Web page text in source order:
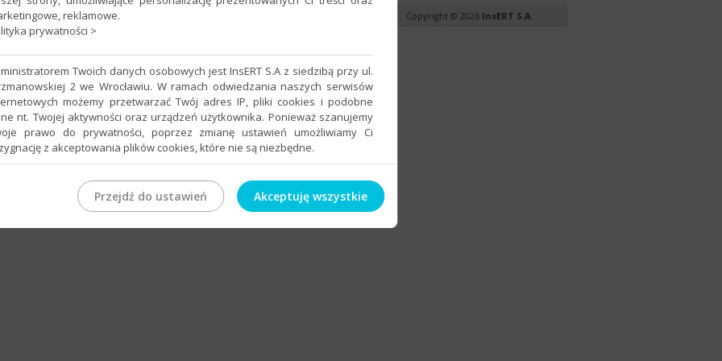
Copyright © 2026 InsERT S.A.
reklamowe.
prywatności >
Twoich danych osobowych jest InsERT S.A z siedzibą przy ul.
2 we Wrocławiu. W ramach odwiedzania naszych serwisów
możemy przetwarzać Twój adres IP, pliki cookies i podobne
nt. Twojej aktywności oraz urządzeń użytkownika. Ponieważ szanujemy
prawo do prywatności, poprzez zmianę ustawień umożliwiamy Ci
z akceptowania plików cookies, które nie są niezbędne.
Przejdź do ustawień Akceptuję wszystkie